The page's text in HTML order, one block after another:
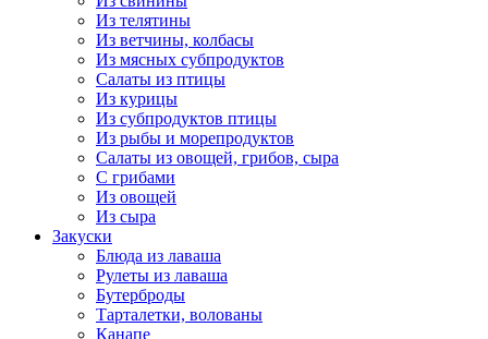
Из телятины
Из ветчины, колбасы
Из мясных субпродуктов
Салаты из птицы
Из курицы
Из субпродуктов птицы
Из рыбы и морепродуктов
Салаты из овощей, грибов, сыра
С грибами
Из овощей
Из сыра
Закуски
Блюда из лаваша
Рулеты из лаваша
Бутерброды
Тарталетки, волованы
Канапе